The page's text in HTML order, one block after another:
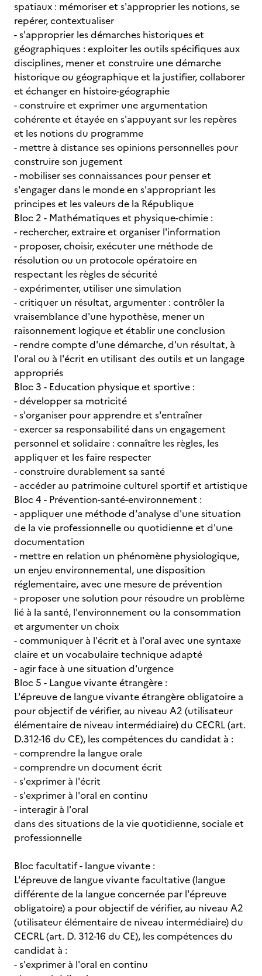
spatiaux : mémoriser et s'approprier les notions, se
repérer, contextualiser
- s'approprier les démarches historiques et
géographiques : exploiter les outils spécifiques aux
disciplines, mener et construire une démarche
historique ou géographique et la justifier, collaborer
et échanger en histoire-géographie
- construire et exprimer une argumentation
cohérente et étayée en s'appuyant sur les repères
et les notions du programme
- mettre à distance ses opinions personnelles pour
construire son jugement
- mobiliser ses connaissances pour penser et
s'engager dans le monde en s'appropriant les
principes et les valeurs de la République
Bloc 2 - Mathématiques et physique-chimie :
- rechercher, extraire et organiser l'information
- proposer, choisir, exécuter une méthode de
résolution ou un protocole opératoire en
respectant les règles de sécurité
- expérimenter, utiliser une simulation
- critiquer un résultat, argumenter : contrôler la
vraisemblance d'une hypothèse, mener un
raisonnement logique et établir une conclusion
- rendre compte d'une démarche, d'un résultat, à
l'oral ou à l'écrit en utilisant des outils et un langage
appropriés
Bloc 3 - Education physique et sportive :
- développer sa motricité
- s'organiser pour apprendre et s'entraîner
- exercer sa responsabilité dans un engagement
personnel et solidaire : connaître les règles, les
appliquer et les faire respecter
- construire durablement sa santé
- accéder au patrimoine culturel sportif et artistique
Bloc 4 - Prévention-santé-environnement :
- appliquer une méthode d'analyse d'une situation
de la vie professionnelle ou quotidienne et d'une
documentation
- mettre en relation un phénomène physiologique,
un enjeu environnemental, une disposition
réglementaire, avec une mesure de prévention
- proposer une solution pour résoudre un problème
lié à la santé, l'environnement ou la consommation
et argumenter un choix
- communiquer à l'écrit et à l'oral avec une syntaxe
claire et un vocabulaire technique adapté
- agir face à une situation d'urgence
Bloc 5 - Langue vivante étrangère :
L'épreuve de langue vivante étrangère obligatoire a
pour objectif de vérifier, au niveau A2 (utilisateur
élémentaire de niveau intermédiaire) du CECRL (art.
D.312-16 du CE), les compétences du candidat à :
- comprendre la langue orale
- comprendre un document écrit
- s'exprimer à l'écrit
- s'exprimer à l'oral en continu
- interagir à l'oral
dans des situations de la vie quotidienne, sociale et
professionnelle
Bloc facultatif - langue vivante :
L'épreuve de langue vivante facultative (langue
différente de la langue concernée par l'épreuve
obligatoire) a pour objectif de vérifier, au niveau A2
(utilisateur élémentaire de niveau intermédiaire) du
CECRL (art. D. 312-16 du CE), les compétences du
candidat à :
- s'exprimer à l'oral en continu